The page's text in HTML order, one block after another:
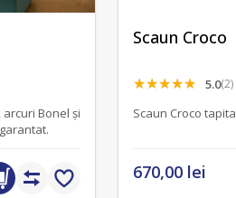
Bonel și
Scaun Croco
5.0(2)
Scaun Croco
670,00 lei